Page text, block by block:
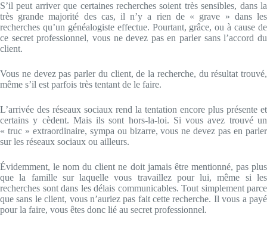
S’il peut arriver que certaines recherches soient très sensibles, dans la
très grande majorité des cas, il n’y a rien de « grave » dans les
recherches qu’un généalogiste effectue. Pourtant, grâce, ou à cause de
ce secret professionnel, vous ne devez pas en parler sans l’accord du
client.
Vous ne devez pas parler du client, de la recherche, du résultat trouvé,
même s’il est parfois très tentant de le faire.
L’arrivée des réseaux sociaux rend la tentation encore plus présente et
certains y cèdent. Mais ils sont hors-la-loi. Si vous avez trouvé un
« truc » extraordinaire, sympa ou bizarre, vous ne devez pas en parler
sur les réseaux sociaux ou ailleurs.
Évidemment, le nom du client ne doit jamais être mentionné, pas plus
que la famille sur laquelle vous travaillez pour lui, même si les
recherches sont dans les délais communicables. Tout simplement parce
que sans le client, vous n’auriez pas fait cette recherche. Il vous a payé
pour la faire, vous êtes donc lié au secret professionnel.